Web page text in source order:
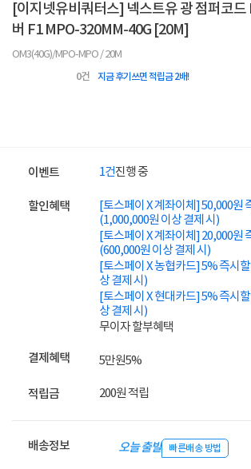
[이지넷유비쿼터스] 넥스트유 광 점퍼코드
버 F1 MPO-320MM-40G [20M]
OM3(40G)/MPO-MPO / 20M
0건 지금 후기쓰면 적립금 2배!
이벤트 1건진행 중
할인혜택
[토스페이 X 계좌이체] 50,000원
(1,000,000원 이상 결제 시)
[토스페이 X 계좌이체] 20,000원
(600,000원 이상 결제 시)
[토스페이 X 농협카드] 5% 즉시
상 결제 시)
[토스페이 X 현대카드] 5% 즉시
상 결제 시)
무이자 할부혜택
결제혜택 5만원5%
적립금 200원 적립
배송정보 오늘 출발 빠른배송 방법